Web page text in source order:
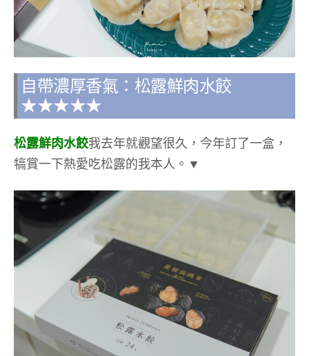
自帶濃厚香氣：松露鮮肉水餃
★★★★★
松露鮮肉水餃我去年就觀望很久，今年訂了一盒，
犒賞一下熱愛吃松露的我本人。▼